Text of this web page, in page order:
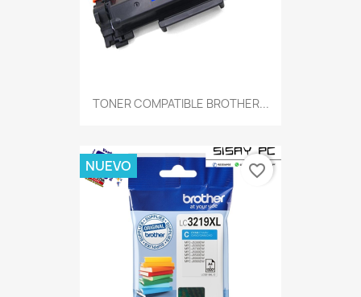
TONER COMPATIBLE BROTHER...
NUEVO favorite_border